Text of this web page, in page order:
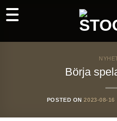
to
Börja
POSTED ON2023-08-16